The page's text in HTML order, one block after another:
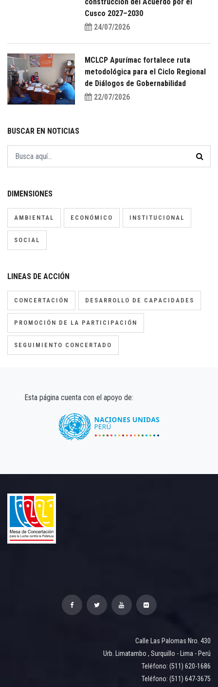
construcción del Acuerdo por el
Cusco 2027–2030
24/07/2026
MCLCP Apurímac fortalece ruta
metodológica para el Ciclo Regional
de Diálogos de Gobernabilidad
22/07/2026
BUSCAR EN NOTICIAS
DIMENSIONES
AMBIENTAL ECONÓMICO INSTITUCIONAL
SOCIAL
LINEAS DE ACCIÓN
CONCERTACIÓN DESARROLLO DE CAPACIDADES
PROMOCIÓN DE LA PARTICIPACIÓN
SEGUIMIENTO CONCERTADO
Esta página cuenta con el apoyo de:
Calle Las Palomas Nro. 430
Urb. Limatambo , Surquillo - Lima - Perú
Teléfono: (511) 620-1686
Teléfono: (511) 647-3675